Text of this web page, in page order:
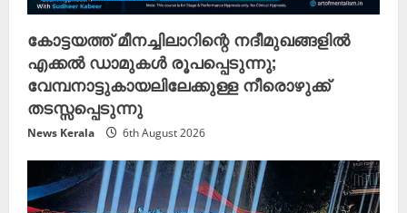
കോട്ടയത്ത് മീനച്ചിലാറിന്റെ നദീമുഖങ്ങളിൽ
എക്കൽ ഡാമുകൾ രൂപപ്പെടുന്നു;
വേമ്പനാട്ടുകായലിലേക്കുള്ള നീരൊഴുക്ക്
തടസ്സപ്പെടുന്നു
News Kerala 6th August 2026